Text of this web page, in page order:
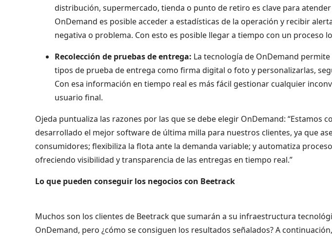
distribución, supermercado, tienda o punto de retiro es clave para
OnDemand es posible acceder a estadísticas de la operación y recibir
negativa o problema. Con esto es posible llegar a tiempo con un
Recolección de pruebas de entrega: La tecnología de OnDemand
tipos de prueba de entrega como firma digital o foto y personalizarlas,
Con esa información en tiempo real es más fácil gestionar cualquier
usuario final.
Ojeda puntualiza las razones por las que se debe elegir OnDemand: “Estamos
desarrollado el mejor software de última milla para nuestros clientes, ya que
consumidores; flexibiliza la flota ante la demanda variable; y automatiza
ofreciendo visibilidad y transparencia de las entregas en tiempo real.”
Lo que pueden conseguir los negocios con Beetrack
Muchos son los clientes de Beetrack que sumarán a su infraestructura
OnDemand, pero ¿cómo se consiguen los resultados señalados? A